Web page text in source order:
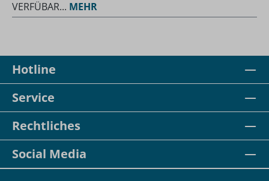
VERFÜBAR... MEHR
Hotline
Service
Rechtliches
Social Media